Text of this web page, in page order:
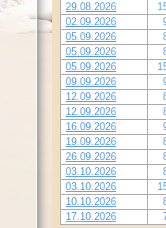
29.08.2026
02.09.2026
05.09.2026
05.09.2026
05.09.2026
09.09.2026
12.09.2026
12.09.2026
16.09.2026
19.09.2026
26.09.2026
03.10.2026
03.10.2026
10.10.2026
17.10.2026